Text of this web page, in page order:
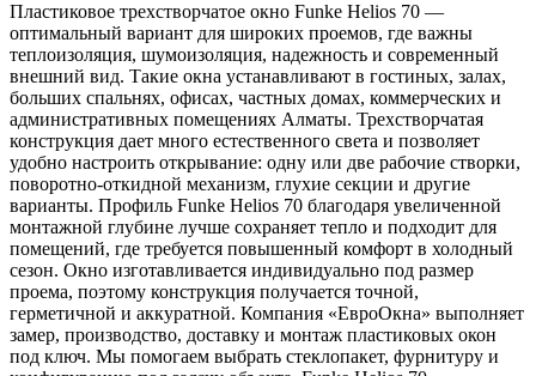
Пластиковое трехстворчатое окно Funke Helios 70 —
оптимальный вариант для широких проемов, где важны
теплоизоляция, шумоизоляция, надежность и современный
внешний вид. Такие окна устанавливают в гостиных, залах,
больших спальнях, офисах, частных домах, коммерческих и
административных помещениях Алматы. Трехстворчатая
конструкция дает много естественного света и позволяет
удобно настроить открывание: одну или две рабочие створки,
поворотно-откидной механизм, глухие секции и другие
варианты. Профиль Funke Helios 70 благодаря увеличенной
монтажной глубине лучше сохраняет тепло и подходит для
помещений, где требуется повышенный комфорт в холодный
сезон. Окно изготавливается индивидуально под размер
проема, поэтому конструкция получается точной,
герметичной и аккуратной. Компания «ЕвроОкна» выполняет
замер, производство, доставку и монтаж пластиковых окон
под ключ. Мы помогаем выбрать стеклопакет, фурнитуру и